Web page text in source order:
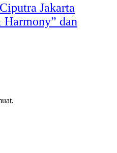
Jakarta
Harmony” dan